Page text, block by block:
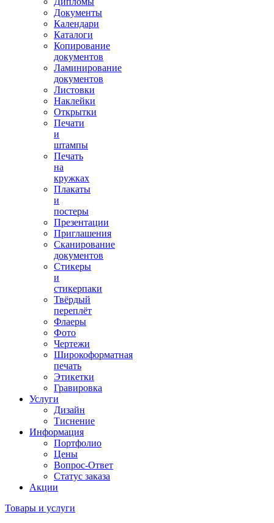
Документы
Календари
Каталоги
Копирование
документов
Ламинирование
документов
Листовки
Наклейки
Открытки
Печати
и
штампы
Печать
на
кружках
Плакаты
и
постеры
Презентации
Приглашения
Сканирование
документов
Стикеры
и
стикерпаки
Твёрдый
переплёт
Флаеры
Фото
Чертежи
Широкоформатная
печать
Этикетки
Гравировка
Услуги
Дизайн
Тиснение
Информация
Портфолио
Цены
Вопрос-Ответ
Статус заказа
Акции
Товары и услуги